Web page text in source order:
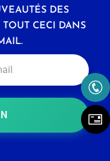
DES
CECI DANS